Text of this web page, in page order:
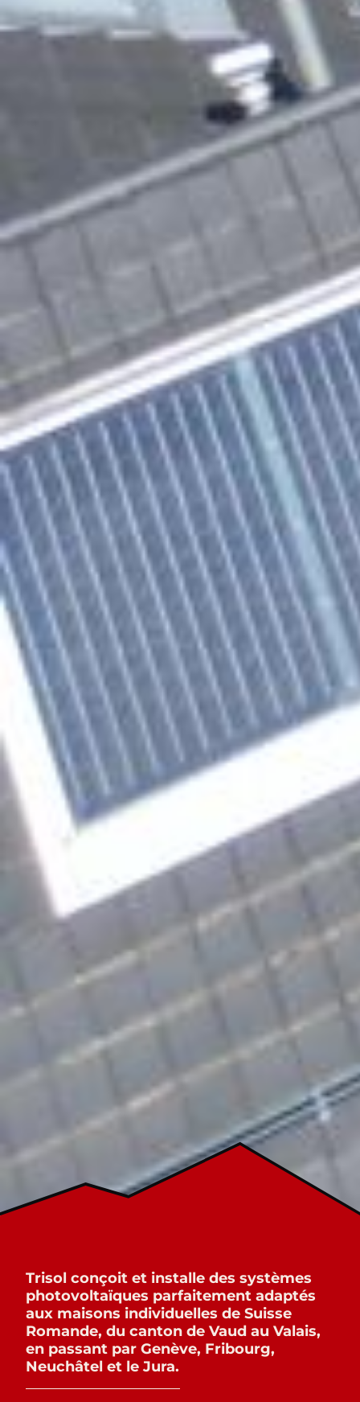
Trisol conçoit et installe des systèmes
photovoltaïques parfaitement adaptés
aux maisons individuelles de Suisse
Romande, du canton de Vaud au Valais,
en passant par Genève, Fribourg,
Neuchâtel et le Jura.